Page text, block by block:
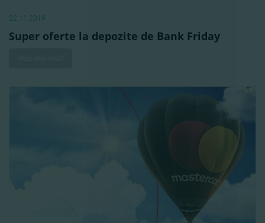
22.11.2019
Super oferte la depozite de Bank Friday